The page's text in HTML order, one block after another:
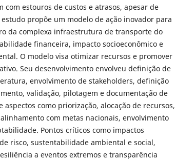
estouros de custos e atrasos, apesar de
propõe um modelo de ação inovador para
da complexa infraestrutura de transporte do
financeira, impacto socioeconômico e
O modelo visa otimizar recursos e promover
Seu desenvolvimento envolveu definição de
envolvimento de stakeholders, definição
validação, pilotagem e documentação de
aspectos como priorização, alocação de recursos,
com metas nacionais, envolvimento
Pontos críticos como impactos
risco, sustentabilidade ambiental e social,
a eventos extremos e transparência